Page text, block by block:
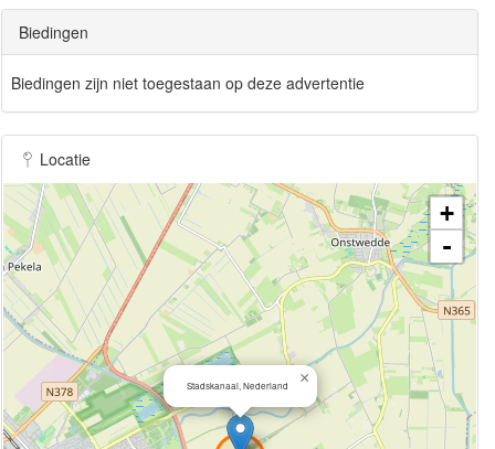
Biedingen
Biedingen zijn niet toegestaan op deze advertentie
Locatie
Stadskanaal, Nederland ×
+
-